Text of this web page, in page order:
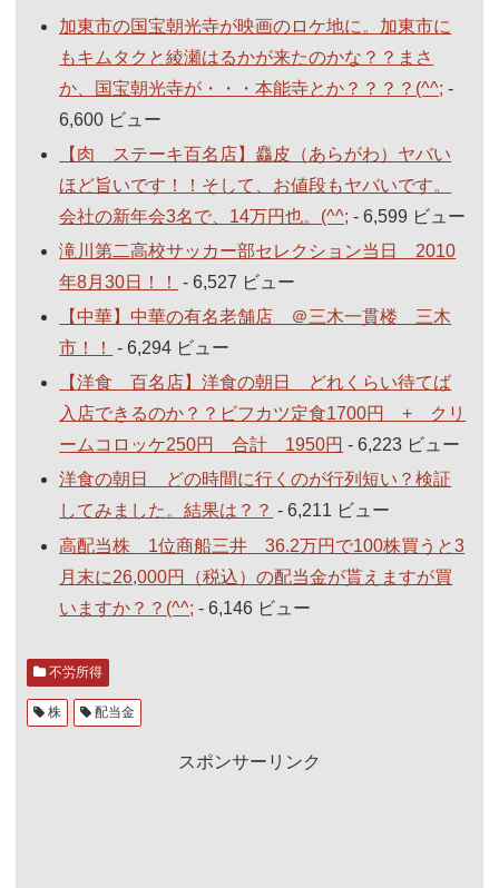
加東市の国宝朝光寺が映画のロケ地に。加東市に
もキムタクと綾瀬はるかが来たのかな？？まさ
か、国宝朝光寺が・・・本能寺とか？？？？(^^; -
6,600 ビュー
【肉 ステーキ百名店】麤皮（あらがわ）ヤバい
ほど旨いです！！そして、お値段もヤバいです。
会社の新年会3名で、14万円也。(^^; - 6,599 ビュー
滝川第二高校サッカー部セレクション当日 2010
年8月30日！！
- 6,527 ビュー
【中華】中華の有名老舗店 ＠三木一貫楼 三木
市！！
- 6,294 ビュー
【洋食 百名店】洋食の朝日 どれくらい待てば
入店できるのか？？ビフカツ定食1700円 + クリ
ームコロッケ250円 合計 1950円 - 6,223 ビュー
洋食の朝日 どの時間に行くのが行列短い？検証
してみました。結果は？？ - 6,211 ビュー
高配当株 1位商船三井 36.2万円で100株買うと3
月末に26,000円（税込）の配当金が貰えますが買
いますか？？(^^; - 6,146 ビュー
不労所得
株 配当金
スポンサーリンク